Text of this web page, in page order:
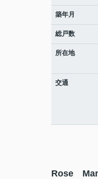
築年月
総戸数
所在地
交通
Rose